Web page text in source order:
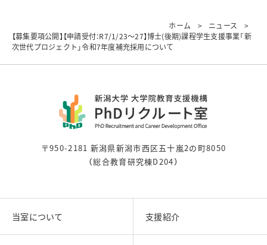
ホーム
ニュース
【募集要項公開】【申請受付：R7/1/23～27】博士(後期)課程学生支援事業「新
次世代プロジェクト」令和7年度補充採用について
〒950-2181 新潟県新潟市西区五十嵐2の町8050
（総合教育研究棟D204）
当室について 支援紹介